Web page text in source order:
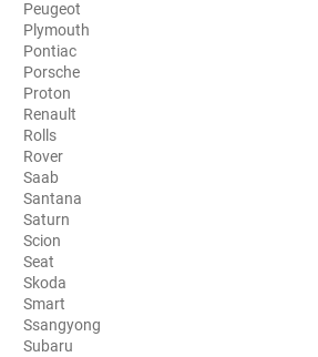
Changan
Chevrolet
Chrysler
Citroën
Cupra
Dacia
Daewoo
Daihatsu
Peugeot
Plymouth
Pontiac
Porsche
Proton
Renault
Rolls
Rover
Saab
Santana
Saturn
Scion
Seat
Skoda
Smart
Ssangyong
Subaru